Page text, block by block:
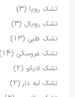
تشک رویا (3)
تشک رویال (3)
تشک طبی (13)
تشک عروسکی (14)
تشک لایکو (2)
تشک لبه دار (2)